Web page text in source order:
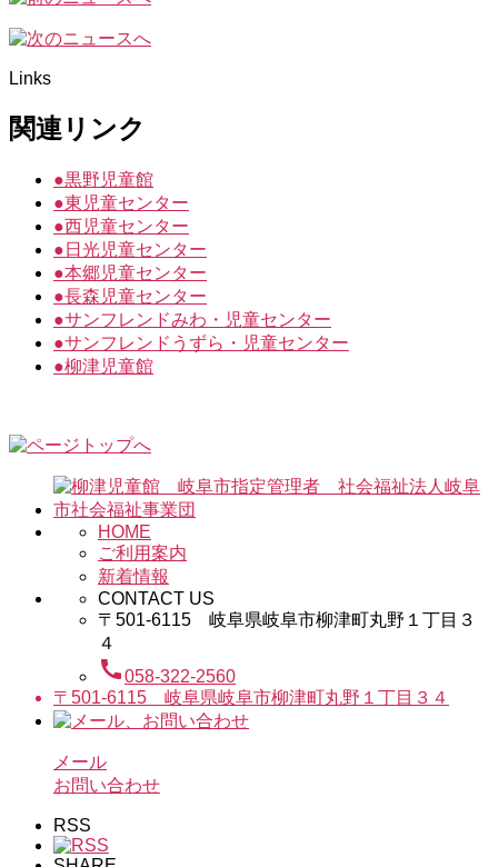
Links
関連リンク
●黒野児童館
●東児童センター
●西児童センター
● 日光児童センター
●本郷児童センター
●長森児童センター
●サンフレンドみわ・児童センター
●サンフレンドうずら・児童センター
●柳津児童館
HOME
ご利用案内
新着情報
CONTACT US
〒501-6115 岐阜県岐阜市柳津町丸野１丁目３
４
call058-322-2560
〒501-6115 岐阜県岐阜市柳津町丸野１丁目３４
メール
お問い合わせ
RSS